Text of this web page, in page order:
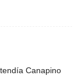
Canapino